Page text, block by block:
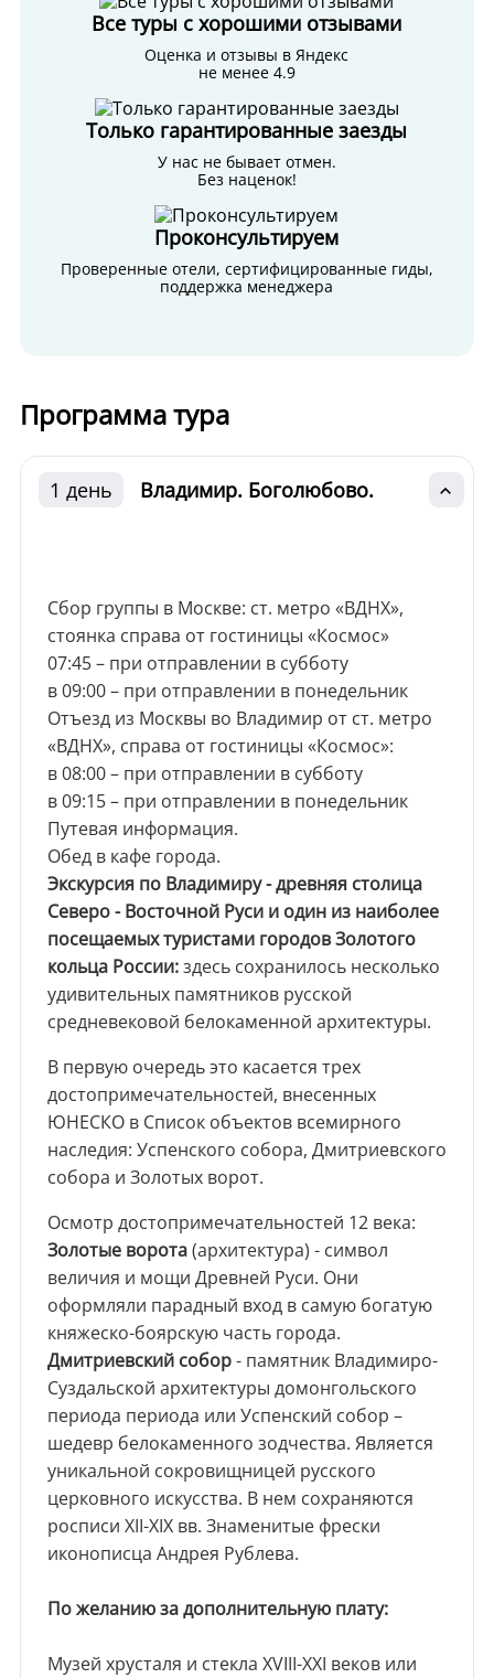
Все туры с хорошими отзывами
Оценка и отзывы в Яндекс
не менее 4.9
Только гарантированные заезды
У нас не бывает отмен.
Без наценок!
Проконсультируем
Проверенные отели, сертифицированные гиды,
поддержка менеджера
Программа тура
1 день Владимир. Боголюбово.
Сбор группы в Москве: ст. метро «ВДНХ»,
стоянка справа от гостиницы «Космос»
07:45 – при отправлении в субботу
в 09:00 – при отправлении в понедельник
Отъезд из Москвы во Владимир от ст. метро
«ВДНХ», справа от гостиницы «Космос»:
в 08:00 – при отправлении в субботу
в 09:15 – при отправлении в понедельник
Путевая информация.
Обед в кафе города.
Экскурсия по Владимиру - древняя столица
Северо - Восточной Руси и один из наиболее
посещаемых туристами городов Золотого
кольца России:здесь сохранилось несколько
удивительных памятников русской
средневековой белокаменной архитектуры.
В первую очередь это касается трех
достопримечательностей, внесенных
ЮНЕСКО в Список объектов всемирного
наследия: Успенского собора, Дмитриевского
собора и Золотых ворот.
Осмотр достопримечательностей 12 века:
Золотые ворота(архитектура) - символ
величия и мощи Древней Руси. Они
оформляли парадный вход в самую богатую
княжеско-боярскую часть города.
Дмитриевский собор- памятник Владимиро-
Суздальской архитектуры домонгольского
периода периода или Успенский собор –
шедевр белокаменного зодчества. Является
уникальной сокровищницей русского
церковного искусства. В нем сохраняются
росписи XII-XIX вв. Знаменитые фрески
иконописца Андрея Рублева.
По желанию за дополнительную плату:
Музей хрусталя и стекла XVIII-XXI веков или